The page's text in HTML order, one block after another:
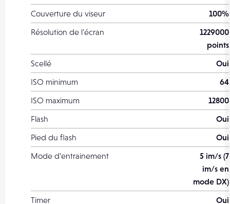
Couverture du viseur
100%
Résolution de l'écran
1229000
points
Scellé
Oui
ISO minimum
64
ISO maximum
12800
Flash
Oui
Pied du flash
Oui
Mode d'entrainement
5 im/s (7
im/s en
mode DX)
Timer
Oui